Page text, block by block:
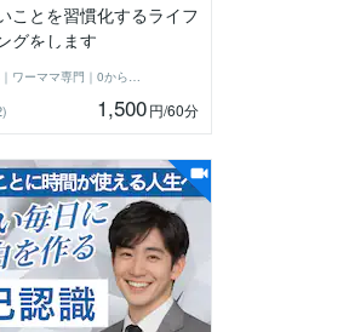
ことを習慣化するライフ
グをします
だい｜ワーママ専門｜0から見直す本音人生
1,500円/60分